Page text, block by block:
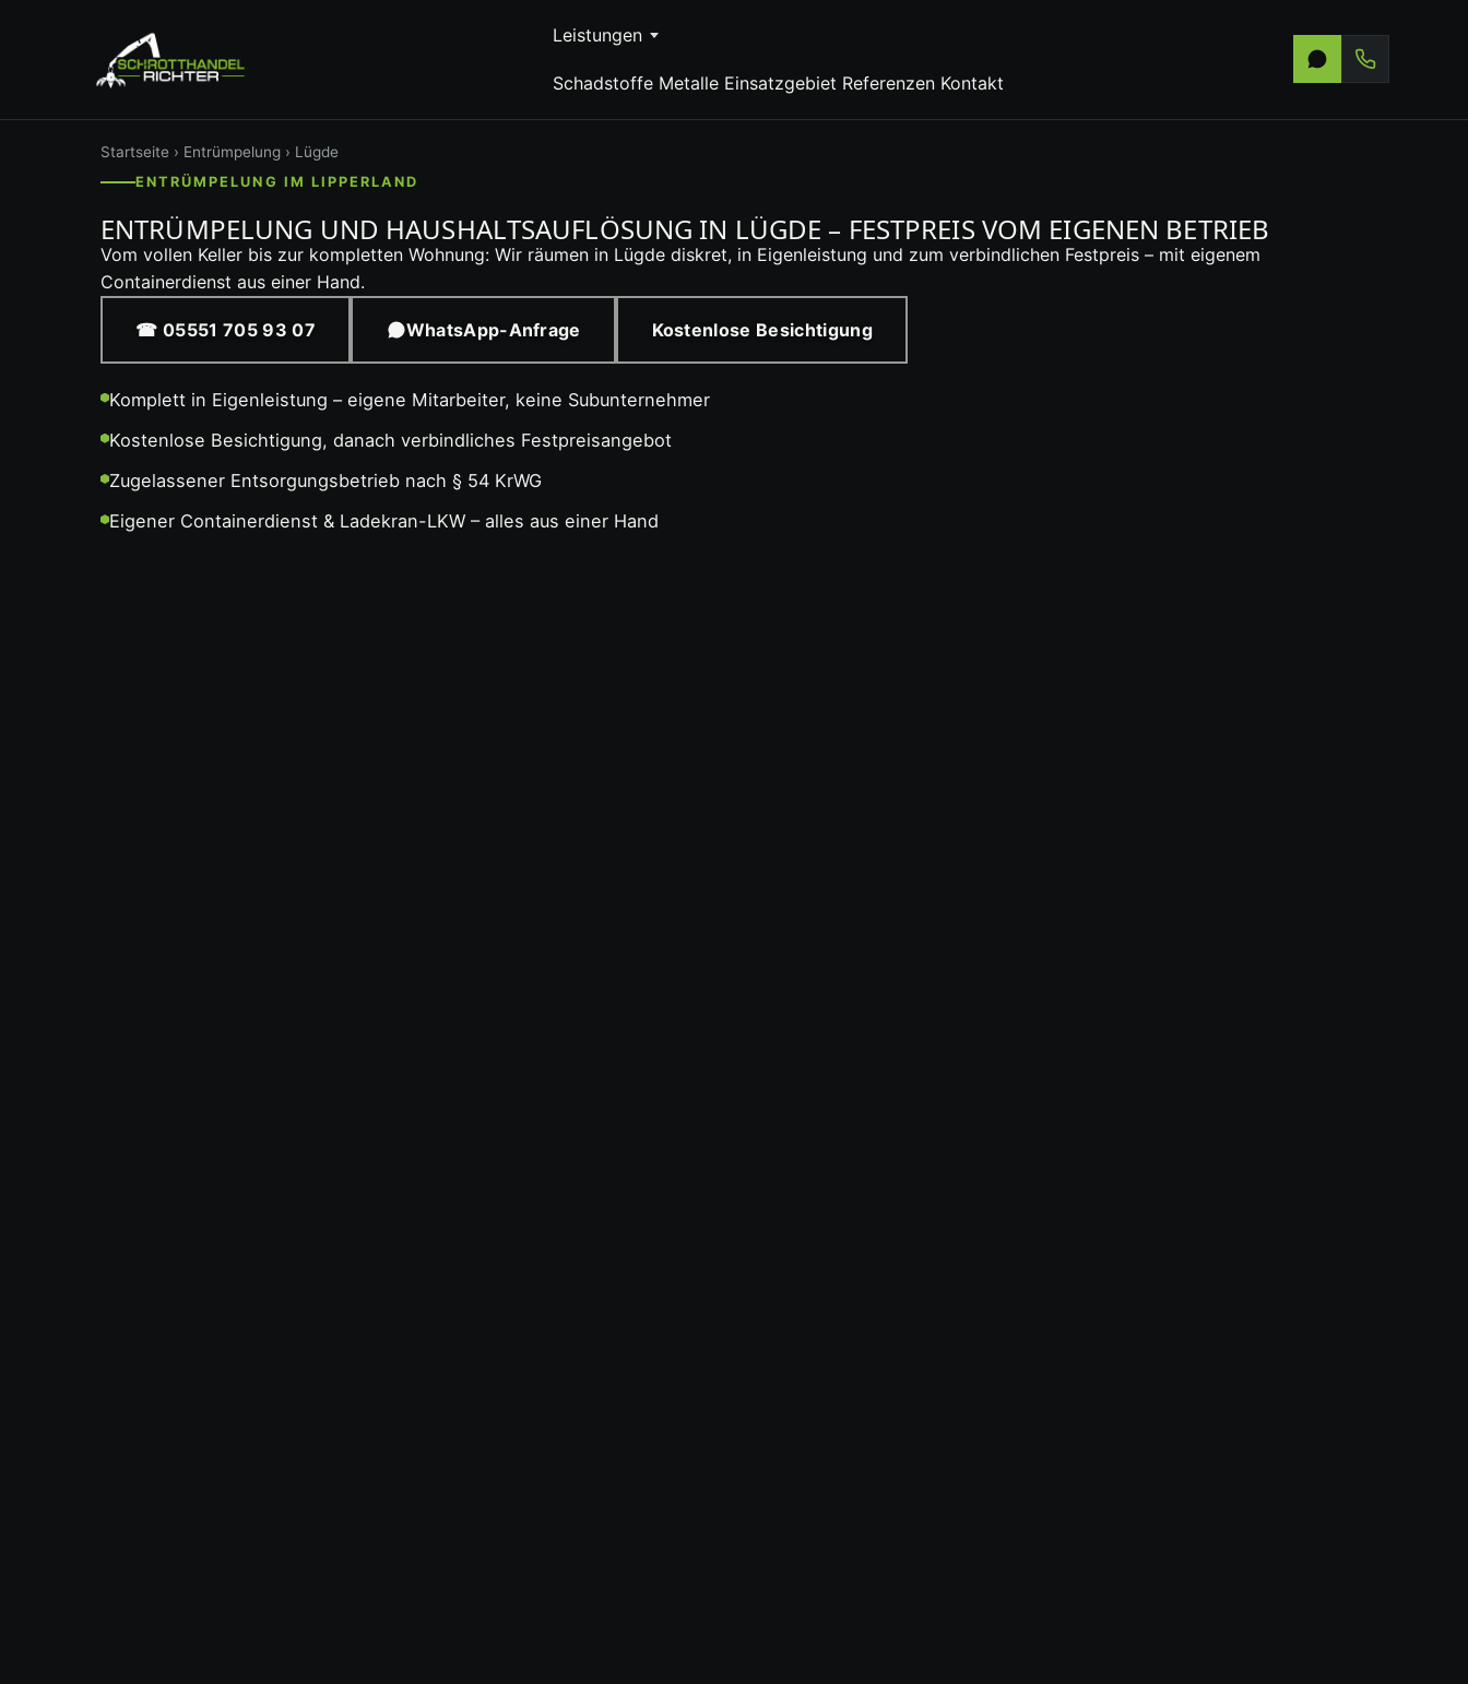
Leistungen
Schadstoffe Metalle Einsatzgebiet Referenzen Kontakt
Startseite › Entrümpelung › Lügde
ENTRÜMPELUNG IM LIPPERLAND
ENTRÜMPELUNG UND HAUSHALTSAUFLÖSUNG IN LÜGDE – FESTPREIS VOM EIGENEN BETRIEB
Vom vollen Keller bis zur kompletten Wohnung: Wir räumen in Lügde diskret, in Eigenleistung und zum verbindlichen Festpreis – mit eigenem
Containerdienst aus einer Hand.
☎ 05551 705 93 07 WhatsApp-Anfrage Kostenlose Besichtigung
Komplett in Eigenleistung – eigene Mitarbeiter, keine Subunternehmer
Kostenlose Besichtigung, danach verbindliches Festpreisangebot
Zugelassener Entsorgungsbetrieb nach § 54 KrWG
Eigener Containerdienst & Ladekran-LKW – alles aus einer Hand